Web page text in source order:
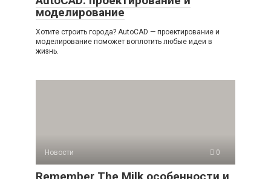
моделирование
Хотите строить города? AutoCAD — проектирование и
моделирование поможет воплотить любые идеи в
жизнь.
Новости 0
Remember The Milk особенности и